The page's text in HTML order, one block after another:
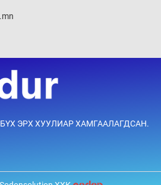
13 цаг 00 мин
12 цаг 30 мин
буй гэв
12 цаг 00 мин
усан цогцолбор”-ын ТЭЗҮ-ийг
БҮХ ЭРХ ХУУЛИАР ХАМГААЛАГДСАН.